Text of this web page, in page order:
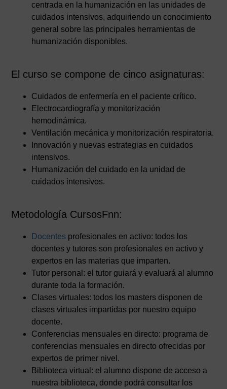
centrada en la humanización en las unidades de
cuidados intensivos, adquiriendo un conocimiento
general sobre las principales herramientas de
humanización disponibles.
El curso se compone de cinco asignaturas:
Cuidados de enfermería en el paciente crítico.
Electrocardiografía y monitorización
hemodinámica.
Ventilación mecánica y monitorización respiratoria.
Innovación y nuevas estrategias en cuidados
intensivos.
Humanización del cuidado en la unidad de
cuidados intensivos.
Metodología CursosFnn:
Docentes profesionales en activo: todos los
docentes y tutores son profesionales en activo y
expertos en las materias que imparten.
Tutor personal: el tutor guiará y evaluará al alumno
durante toda la formación.
Clases virtuales: todos los masters disponen de
clases virtuales impartidas por nuestro equipo
docente.
Conferencias mensuales en directo: programa de
conferencias mensuales en directo ofrecidas por
expertos de primer nivel.
Biblioteca virtual: el alumno dispone de acceso a
nuestra biblioteca, donde podrá consultar los